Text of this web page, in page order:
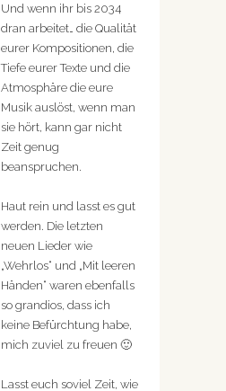
Und wenn ihr bis 2034
dran arbeitet… die Qualität
eurer Kompositionen, die
Tiefe eurer Texte und die
Atmosphäre die eure
Musik auslöst, wenn man
sie hört, kann gar nicht
Zeit genug
beanspruchen.
Haut rein und lasst es gut
werden. Die letzten
neuen Lieder wie
„Wehrlos“ und „Mit leeren
Händen“ waren ebenfalls
so grandios, dass ich
keine Befürchtung habe,
mich zuviel zu freuen 🙂
Lasst euch soviel Zeit, wie